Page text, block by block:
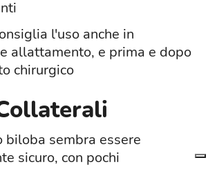
l'uso anche in
allattamento, e prima e dopo
chirurgico
biloba sembra essere
sicuro, con pochi